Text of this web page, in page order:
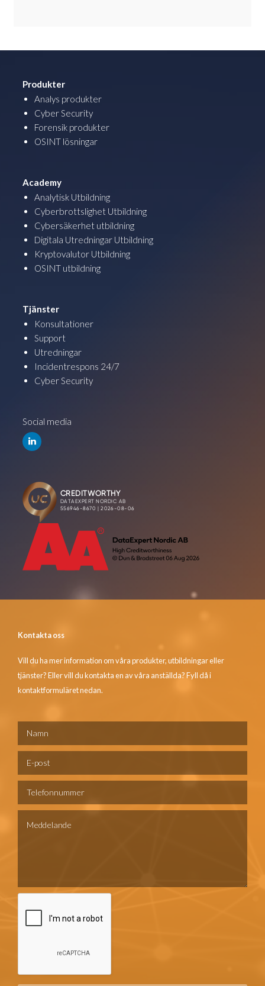
Produkter
Analys produkter
Cyber Security
Forensik produkter
OSINT lösningar
Academy
Analytisk Utbildning
Cyberbrottslighet Utbildning
Cybersäkerhet utbildning
Digitala Utredningar Utbildning
Kryptovalutor Utbildning
OSINT utbildning
Tjänster
Konsultationer
Support
Utredningar
Incidentrespons 24/7
Cyber Security
Social media
Kontakta oss
Vill du ha mer information om våra produkter, utbildningar eller
tjänster? Eller vill du kontakta en av våra anställda? Fyll då i
kontaktformuläret nedan.